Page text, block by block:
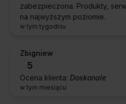
zabezpieczona. Produkty,
na najwyższym poziomie.
w tym tygodniu
Zbigniew
5
Ocena klienta: Doskonale
w tym miesiącu